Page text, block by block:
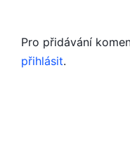
Pro přidávání
přihlásit.